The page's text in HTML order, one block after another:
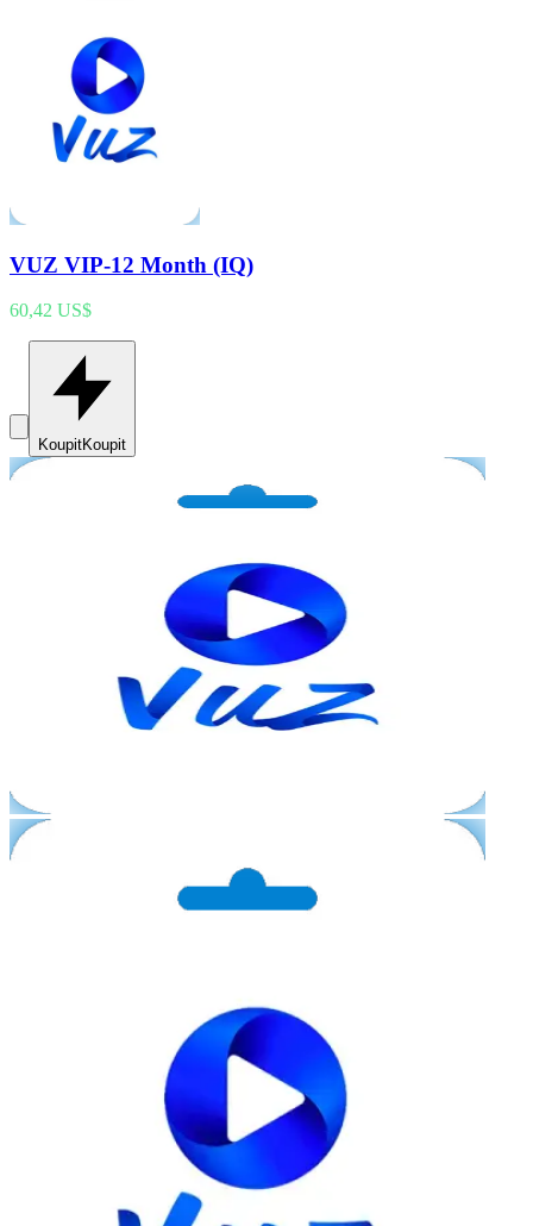
VUZ VIP-12 Month (IQ)
60,42 US$
KoupitKoupit